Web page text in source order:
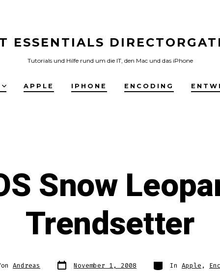
ESSENTIALS
Tutorials und Hilfe rund um die IT, den Mac und das iPhone
APPLE IPHONE ENCODING
Snow
Trendsetter
Andreas Datum
des November 1, 2008 Kategorien
In Apple ,